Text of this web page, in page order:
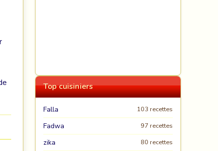
Top cuisiniers
Falla 103 recettes
Fadwa 97 recettes
zika 80 recettes